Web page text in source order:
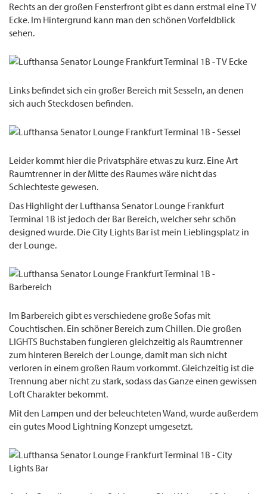
Rechts an der großen Fensterfront gibt es dann erstmal eine TV
Ecke. Im Hintergrund kann man den schönen Vorfeldblick
sehen.
Links befindet sich ein großer Bereich mit Sesseln, an denen
sich auch Steckdosen befinden.
Leider kommt hier die Privatsphäre etwas zu kurz. Eine Art
Raumtrenner in der Mitte des Raumes wäre nicht das
Schlechteste gewesen.
Das Highlight der Lufthansa Senator Lounge Frankfurt
Terminal 1B ist jedoch der Bar Bereich, welcher sehr schön
designed wurde. Die City Lights Bar ist mein Lieblingsplatz in
der Lounge.
Im Barbereich gibt es verschiedene große Sofas mit
Couchtischen. Ein schöner Bereich zum Chillen. Die großen
LIGHTS Buchstaben fungieren gleichzeitig als Raumtrenner
zum hinteren Bereich der Lounge, damit man sich nicht
verloren in einem großen Raum vorkommt. Gleichzeitig ist die
Trennung aber nicht zu stark, sodass das Ganze einen gewissen
Loft Charakter bekommt.
Mit den Lampen und der beleuchteten Wand, wurde außerdem
ein gutes Mood Lightning Konzept umgesetzt.